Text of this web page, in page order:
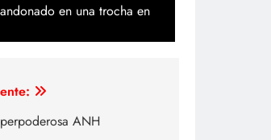
en una trocha en
ANH